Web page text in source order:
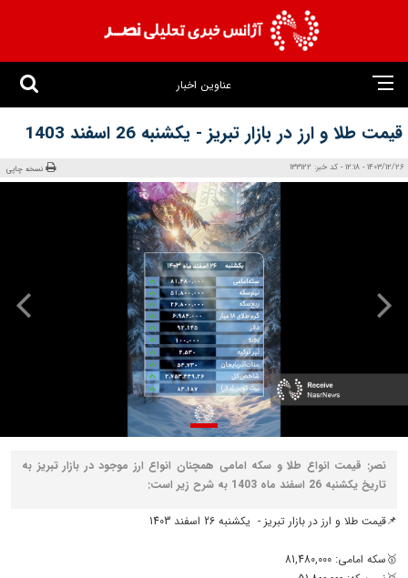
عناوین اخبار
قیمت طلا و ارز در بازار تبریز - یکشنبه 26 اسفند 1403
1403/12/26 - 12:18 - کد خبر: 133122 نسخه چاپی
نصر: قیمت انواع طلا و سکه امامی همچنان انواع ارز موجود در بازار تبریز به
تاریخ یکشنبه 26 اسفند ماه 1403 به شرح زیر است:
📌قیمت طلا و ارز در بازار تبریز - یکشنبه 26 اسفند 1403
🥇سکه امامی: 81,480,000